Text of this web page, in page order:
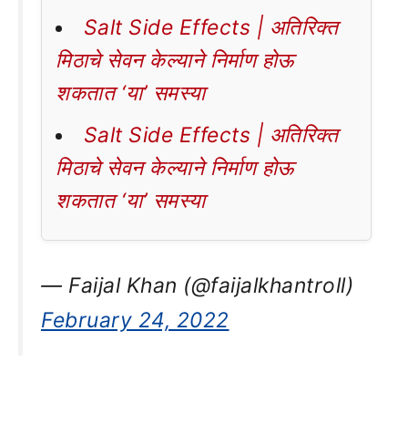
Salt Side Effects | अतिरिक्त
मिठाचे सेवन केल्याने निर्माण होऊ
शकतात ‘या’ समस्या
Salt Side Effects | अतिरिक्त
मिठाचे सेवन केल्याने निर्माण होऊ
शकतात ‘या’ समस्या
— Faijal Khan (@faijalkhantroll)
February 24, 2022